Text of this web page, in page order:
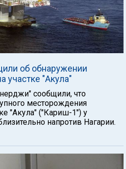
об обнаружении
участке "Акула"
сообщили, что
месторождения
"Акула" ("Кариш-1") у
напротив Нагарии.